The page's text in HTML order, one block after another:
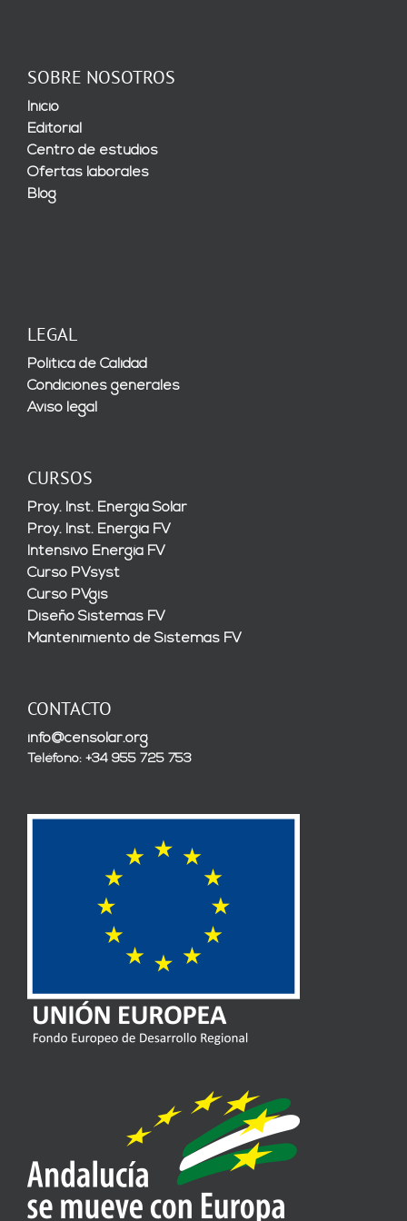
SOBRE NOSOTROS
Inicio
Editorial
Centro de estudios
Ofertas laborales
Blog
LEGAL
Política de Calidad
Condiciones generales
Aviso legal
CURSOS
Proy. Inst. Energía Solar
Proy. Inst. Energía FV
Intensivo Energía FV
Curso PVsyst
Curso PVgis
Diseño Sistemas FV
Mantenimiento de Sistemas FV
CONTACTO
info@censolar.org
Teléfono: +34 955 725 753